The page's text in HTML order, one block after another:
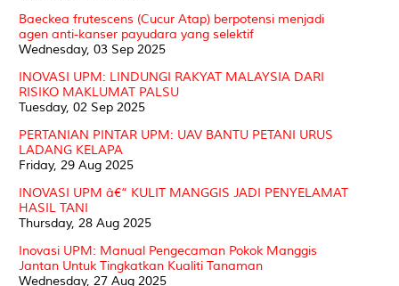
Baeckea frutescens (Cucur Atap) berpotensi menjadi
agen anti-kanser payudara yang selektif
Wednesday, 03 Sep 2025
INOVASI UPM: LINDUNGI RAKYAT MALAYSIA DARI
RISIKO MAKLUMAT PALSU
Tuesday, 02 Sep 2025
PERTANIAN PINTAR UPM: UAV BANTU PETANI URUS
LADANG KELAPA
Friday, 29 Aug 2025
INOVASI UPM â€“ KULIT MANGGIS JADI PENYELAMAT
HASIL TANI
Thursday, 28 Aug 2025
Inovasi UPM: Manual Pengecaman Pokok Manggis
Jantan Untuk Tingkatkan Kualiti Tanaman
Wednesday, 27 Aug 2025